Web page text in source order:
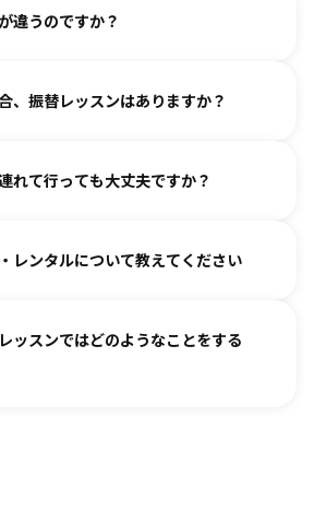
いただいております。
慣れていただくのがおすすめです。お
子を見ながら工夫をして指導していま
ら自然に読譜に慣れていきます。
違うのですか？
同じように、まずはたくさん聴いて、
けるようになります。指導者は 養成課
、振替レッスンはありますか？
んでおりますので、各教室までご相談
応が可能な教室もございます。
れて行っても大丈夫ですか？
。まずはレッスン見学にお越しいただ
レンタルについて教えてください
なります。教室情報ページ をご参照く
ッスンではどのようなことをする